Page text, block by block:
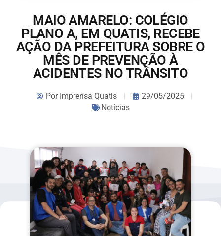
MAIO AMARELO: COLÉGIO
PLANO A, EM QUATIS, RECEBE
AÇÃO DA PREFEITURA SOBRE O
MÊS DE PREVENÇÃO À
ACIDENTES NO TRÂNSITO
PorImprensa Quatis
29/05/2025
Notícias